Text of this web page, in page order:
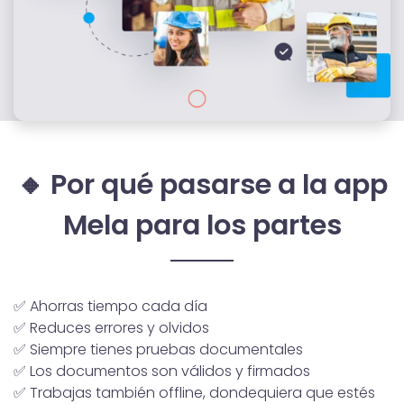
🔸 Por qué pasarse a la app
Mela para los partes
✅ Ahorras tiempo cada día
✅ Reduces errores y olvidos
✅ Siempre tienes pruebas documentales
✅ Los documentos son válidos y firmados
✅ Trabajas también offline, dondequiera que estés